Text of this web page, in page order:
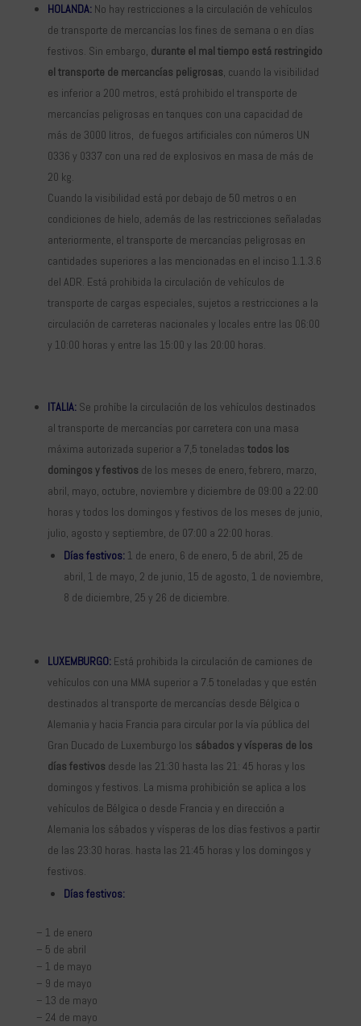
HOLANDA: No hay restricciones a la circulación de vehículos
de transporte de mercancías los fines de semana o en días
festivos. Sin embargo, durante el mal tiempo está restringido
el transporte de mercancías peligrosas , cuando la visibilidad
es inferior a 200 metros, está prohibido el transporte de
mercancías peligrosas en tanques con una capacidad de
más de 3000 litros, de fuegos artificiales con números UN
0336 y 0337 con una red de explosivos en masa de más de
20 kg.
Cuando la visibilidad está por debajo de 50 metros o en
condiciones de hielo, además de las restricciones señaladas
anteriormente, el transporte de mercancías peligrosas en
cantidades superiores a las mencionadas en el inciso 1.1.3.6
del ADR. Está prohibida la circulación de vehículos de
transporte de cargas especiales, sujetos a restricciones a la
circulación de carreteras nacionales y locales entre las 06:00
y 10:00 horas y entre las 15:00 y las 20:00 horas.
ITALIA: Se prohíbe la circulación de los vehículos destinados
al transporte de mercancías por carretera con una masa
máxima autorizada superior a 7,5 toneladas todos los
domingos y festivos de los meses de enero, febrero, marzo,
abril, mayo, octubre, noviembre y diciembre de 09:00 a 22:00
horas y todos los domingos y festivos de los meses de junio,
julio, agosto y septiembre, de 07:00 a 22:00 horas.
Días festivos: 1 de enero, 6 de enero, 5 de abril, 25 de
abril, 1 de mayo, 2 de junio, 15 de agosto, 1 de noviembre,
8 de diciembre, 25 y 26 de diciembre.
LUXEMBURGO:Está prohibida la circulación de camiones de
vehículos con una MMA superior a 7.5 toneladas y que estén
destinados al transporte de mercancías desde Bélgica o
Alemania y hacia Francia para circular por la vía pública del
Gran Ducado de Luxemburgo los sábados y vísperas de los
días festivos desde las 21:30 hasta las 21: 45 horas y los
domingos y festivos. La misma prohibición se aplica a los
vehículos de Bélgica o desde Francia y en dirección a
Alemania los sábados y vísperas de los días festivos a partir
de las 23:30 horas. hasta las 21:45 horas y los domingos y
festivos.
Días festivos:
– 1 de enero
– 5 de abril
– 1 de mayo
– 9 de mayo
– 13 de mayo
– 24 de mayo